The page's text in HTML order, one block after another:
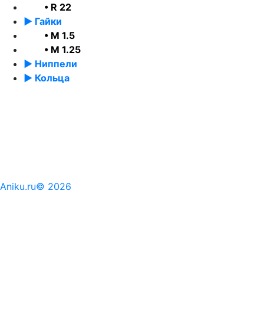
• R 22
► Гайки
• М 1.5
• М 1.25
► Ниппели
► Кольца
Aniku.ru© 2026